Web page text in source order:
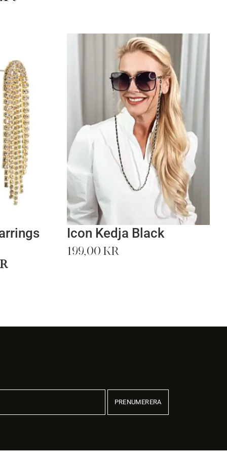
Det
Icon Kedja Black
199,00 kr